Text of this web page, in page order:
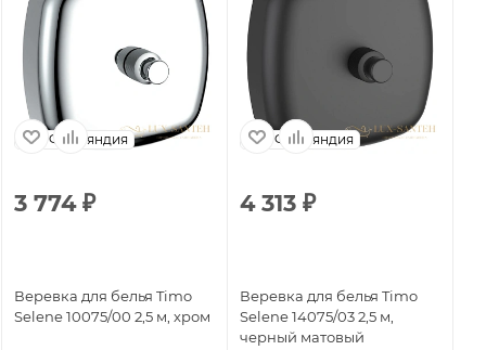
Финляндия
3 774₽
Веревка для белья Timo
Selene 10075/00 2,5 м, хром
Финляндия
4 313 ₽
Веревка для белья Timo
Selene 14075/03 2,5 м,
черный матовый